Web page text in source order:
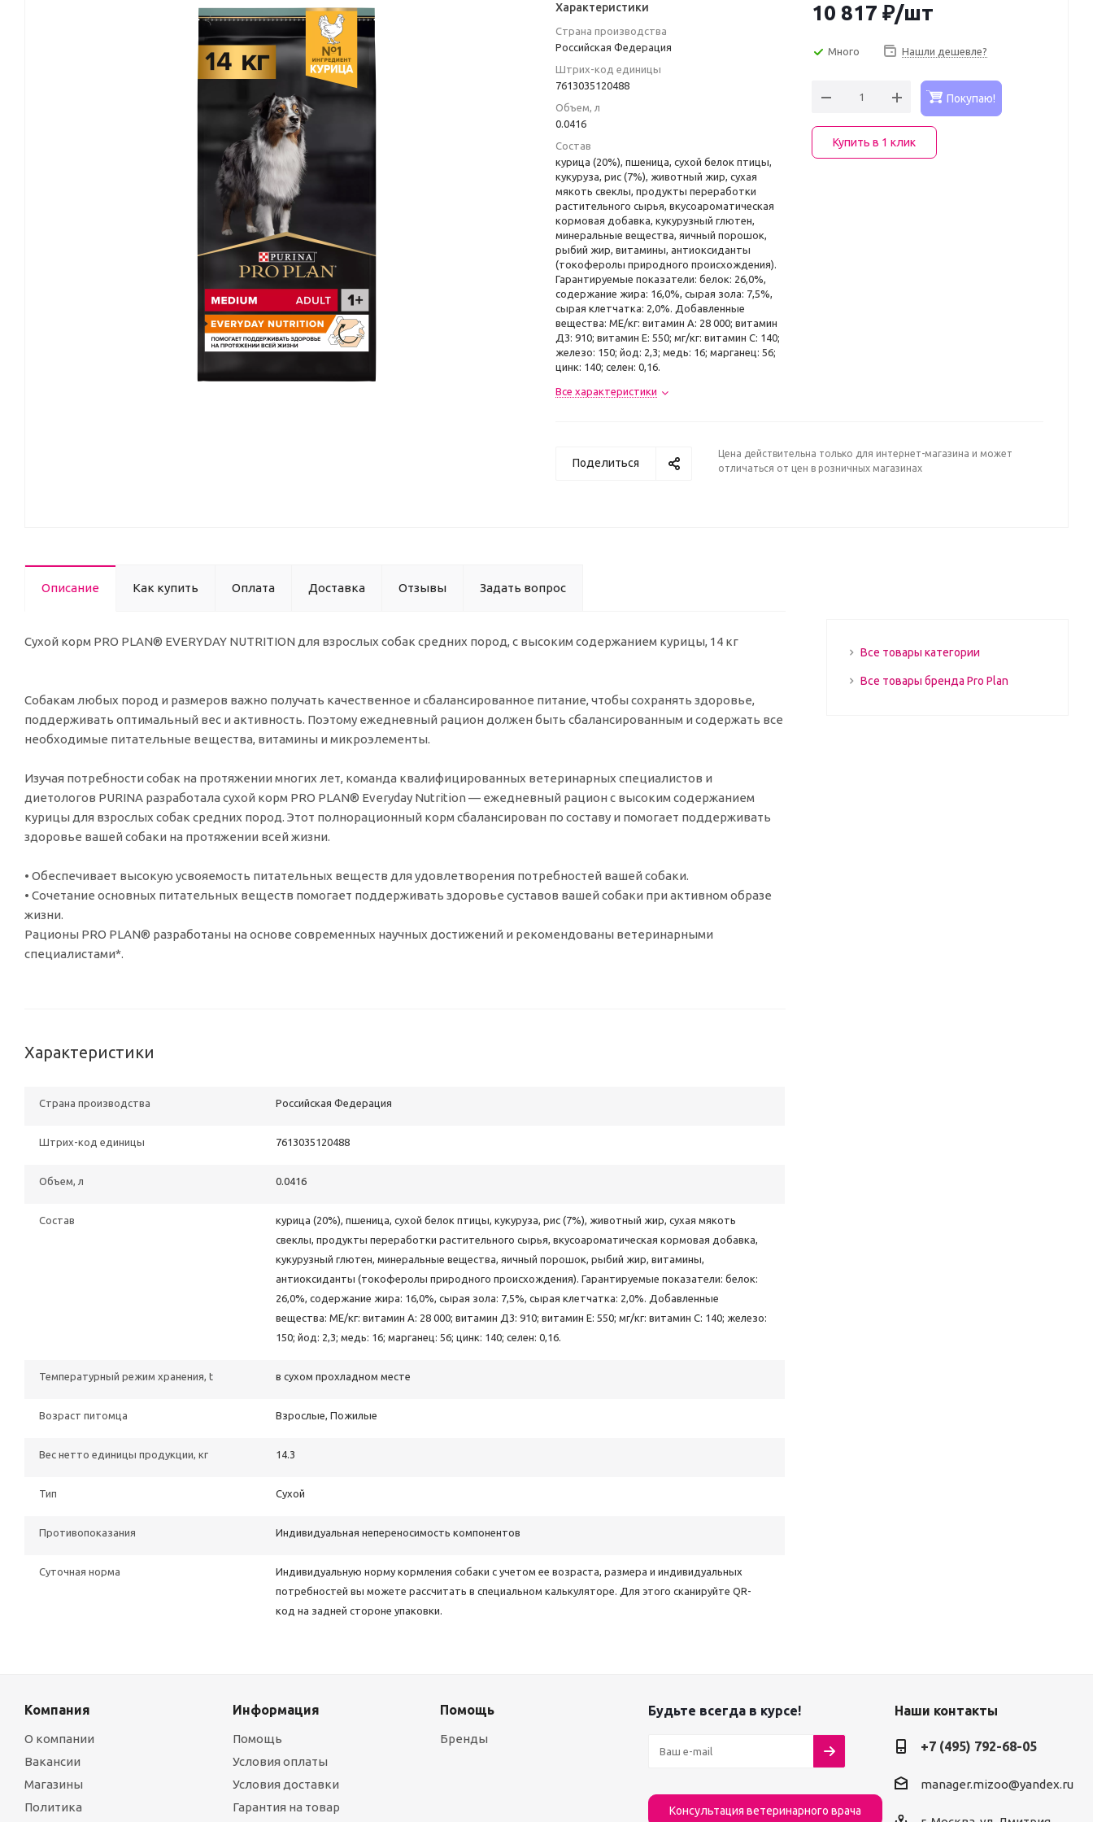
Характеристики
Страна производства
Российская Федерация
Штрих-код единицы
7613035120488
Объем, л
0.0416
Состав
курица (20%), пшеница, сухой белок птицы,
кукуруза, рис (7%), животный жир, сухая
мякоть свеклы, продукты переработки
растительного сырья, вкусоароматическая
кормовая добавка, кукурузный глютен,
минеральные вещества, яичный порошок,
рыбий жир, витамины, антиоксиданты
(токоферолы природного происхождения).
Гарантируемые показатели: белок: 26,0%,
содержание жира: 16,0%, сырая зола: 7,5%,
сырая клетчатка: 2,0%. Добавленные
вещества: МЕ/кг: витамин А: 28 000; витамин
Д3: 910; витамин E: 550; мг/кг: витамин C: 140;
железо: 150; йод: 2,3; медь: 16; марганец: 56;
цинк: 140; селен: 0,16.
Все характеристики
10 817 ₽/шт
Много Нашли дешевле?
Покупаю!
Купить в 1 клик
Поделиться
Цена действительна только для интернет-магазина и может
отличаться от цен в розничных магазинах
Описание Как купить Оплата Доставка Отзывы Задать вопрос
Сухой корм PRO PLAN® EVERYDAY NUTRITION для взрослых собак средних пород, с высоким содержанием курицы, 14 кг
Собакам любых пород и размеров важно получать качественное и сбалансированное питание, чтобы сохранять здоровье,
поддерживать оптимальный вес и активность. Поэтому ежедневный рацион должен быть сбалансированным и содержать все
необходимые питательные вещества, витамины и микроэлементы.
Изучая потребности собак на протяжении многих лет, команда квалифицированных ветеринарных специалистов и
диетологов PURINA разработала сухой корм PRO PLAN® Everyday Nutrition — ежедневный рацион с высоким содержанием
курицы для взрослых собак средних пород. Этот полнорационный корм сбалансирован по составу и помогает поддерживать
здоровье вашей собаки на протяжении всей жизни.
• Обеспечивает высокую усвояемость питательных веществ для удовлетворения потребностей вашей собаки.
• Сочетание основных питательных веществ помогает поддерживать здоровье суставов вашей собаки при активном образе
жизни.
Рационы PRO PLAN® разработаны на основе современных научных достижений и рекомендованы ветеринарными
специалистами*.
Характеристики
Страна производства Российская Федерация
Штрих-код единицы 7613035120488
Объем, л 0.0416
Состав
курица (20%), пшеница, сухой белок птицы, кукуруза, рис (7%), животный жир, сухая мякоть
свеклы, продукты переработки растительного сырья, вкусоароматическая кормовая добавка,
кукурузный глютен, минеральные вещества, яичный порошок, рыбий жир, витамины,
антиоксиданты (токоферолы природного происхождения). Гарантируемые показатели: белок:
26,0%, содержание жира: 16,0%, сырая зола: 7,5%, сырая клетчатка: 2,0%. Добавленные
вещества: МЕ/кг: витамин А: 28 000; витамин Д3: 910; витамин E: 550; мг/кг: витамин C: 140; железо:
150; йод: 2,3; медь: 16; марганец: 56; цинк: 140; селен: 0,16.
Температурный режим хранения, t в сухом прохладном месте
Возраст питомца Взрослые, Пожилые
Вес нетто единицы продукции, кг 14.3
Тип Сухой
Противопоказания Индивидуальная непереносимость компонентов
Суточная норма
Индивидуальную норму кормления собаки с учетом ее возраста, размера и индивидуальных
потребностей вы можете рассчитать в специальном калькуляторе. Для этого сканируйте QR-
код на задней стороне упаковки.
Все товары категории
Все товары бренда Pro Plan
Компания
О компании
Вакансии
Магазины
Политика
Информация
Помощь
Условия оплаты
Условия доставки
Гарантия на товар
Помощь
Бренды
Будьте всегда в курсе!
Консультация ветеринарного врача
Наши контакты
+7 (495) 792-68-05
manager.mizoo@yandex.ru